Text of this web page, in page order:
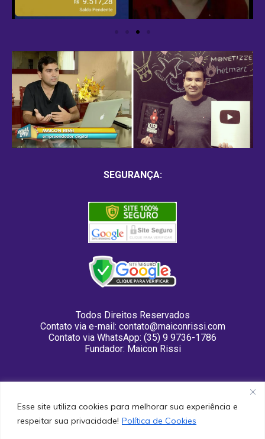
Esse site utiliza cookies para melhorar sua experiência e
respeitar sua privacidade! Política de Cookies
SEGURANÇA:
Todos Direitos Reservados
Contato via e-mail: contato@maiconrissi.com
Contato via WhatsApp: (35) 9 9736-1786
Fundador: Maicon Rissi